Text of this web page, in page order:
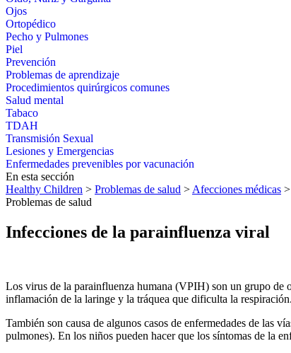
Ojos
Ortopédico
Pecho y Pulmones
Piel
Prevención
Problemas de aprendizaje
Procedimientos quirúrgicos comunes
Salud mental
Tabaco
TDAH
Transmisión Sexual
Lesiones y Emergencias
Enfermedades prevenibles por vacunación
En esta sección
Healthy Children > Problemas de salud > Afecciones médicas >
Problemas de salud
Infecciones de la parainfluenza viral
Los virus de la parainfluenza humana (VPIH) son un grupo de
inflamación de la laringe y la tráquea que dificulta la respiración.
También son causa de algunos casos de enfermedades de las
pulmones). En los niños pueden hacer que los síntomas de la